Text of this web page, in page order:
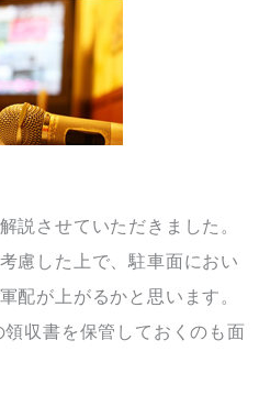
説させていただきました。
慮した上で、駐車面におい
配が上がるかと思います。
収書を保管しておくのも面